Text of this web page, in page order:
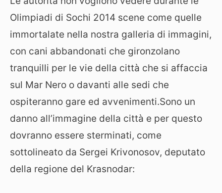
Olimpiadi di Sochi 2014 scene come quelle
immortalate nella nostra galleria di immagini,
con cani abbandonati che gironzolano
tranquilli per le vie della città che si affaccia
sul Mar Nero o davanti alle sedi che
ospiteranno gare ed avvenimenti.Sono un
danno all’immagine della città e per questo
dovranno essere sterminati, come
sottolineato da Sergei Krivonosov, deputato
della regione del Krasnodar: